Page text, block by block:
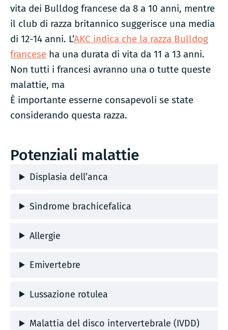
vita dei Bulldog francese da 8 a 10 anni, mentre
il club di razza britannico suggerisce una media
di 12-14 anni. L’AKC indica che la razza Bulldog
francese ha una durata di vita da 11 a 13 anni.
Non tutti i francesi avranno una o tutte queste
malattie, ma
È importante esserne consapevoli se state
considerando questa razza.
Potenziali malattie
Displasia dell’anca
Sindrome brachicefalica
Allergie
Emivertebre
Lussazione rotulea
Malattia del disco intervertebrale (IVDD)